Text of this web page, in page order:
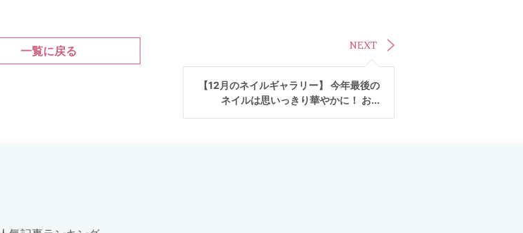
NEXT
【12月のネイルギャラリー】 今年最後の
ネイルは思いっきり華やかに！ お...
一覧に戻る